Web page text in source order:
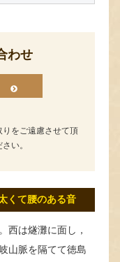
わせ
りをご遠慮させて頂
い。
くて腰のある音
西は燧灘に面し，
山脈を隔てて徳島